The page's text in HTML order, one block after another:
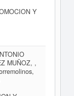
Y
MUÑOZ, ,